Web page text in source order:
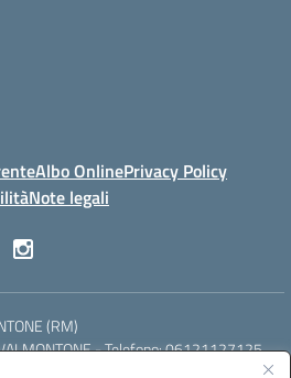
Albo OnlinePrivacy Policy
Note legali
(RM)
VALMONTONE - Telefono: 06121127125